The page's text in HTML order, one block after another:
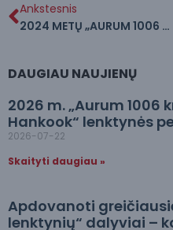
Ankstesnis
2024 METŲ „AURUM 1006 KM LENKTYNĖS“ – PAGAL STATISTIKOS PRIZMĘ
DAUGIAU NAUJIENŲ
2026 m. „Aurum 1006
Hankook“ lenktynės
2026-07-22
Skaityti daugiau »
Apdovanoti
lenktynių“ dalyviai –